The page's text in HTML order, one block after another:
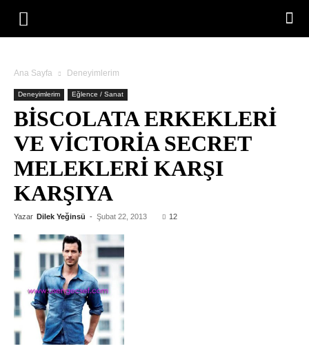
Ana Sayfa Deneyimlerim
Deneyimlerim Eğlence / Sanat
BISCOLATA ERKEKLERI
VE VICTORIA SECRET
MELEKLERI KARŞI
KARŞIYA
Yazar Dilek Yeğinsü - Şubat 22, 2013 12